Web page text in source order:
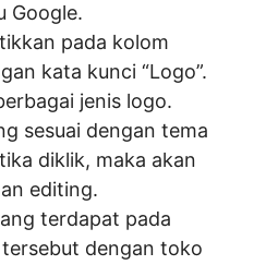
Google.
pada kolom
kata kunci “Logo”.
jenis logo.
sesuai dengan tema
diklik, maka akan
editing.
terdapat pada
dengan toko